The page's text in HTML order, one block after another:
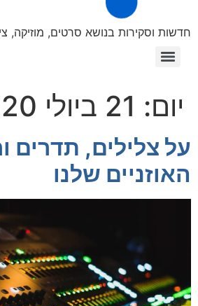
חדשות וסקירות בנושא סרטים, מוזיקה,
יום: 21 ביולי 2020
על צלילים, תדרים
האוזניים שלנו